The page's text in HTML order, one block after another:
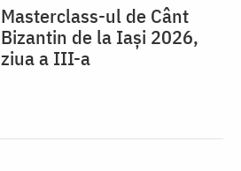
Masterclass-ul de Cânt
Bizantin de la Iași 2026,
ziua a III-a